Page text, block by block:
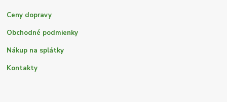
Ceny dopravy
Obchodné podmienky
Nákup na splátky
Kontakty